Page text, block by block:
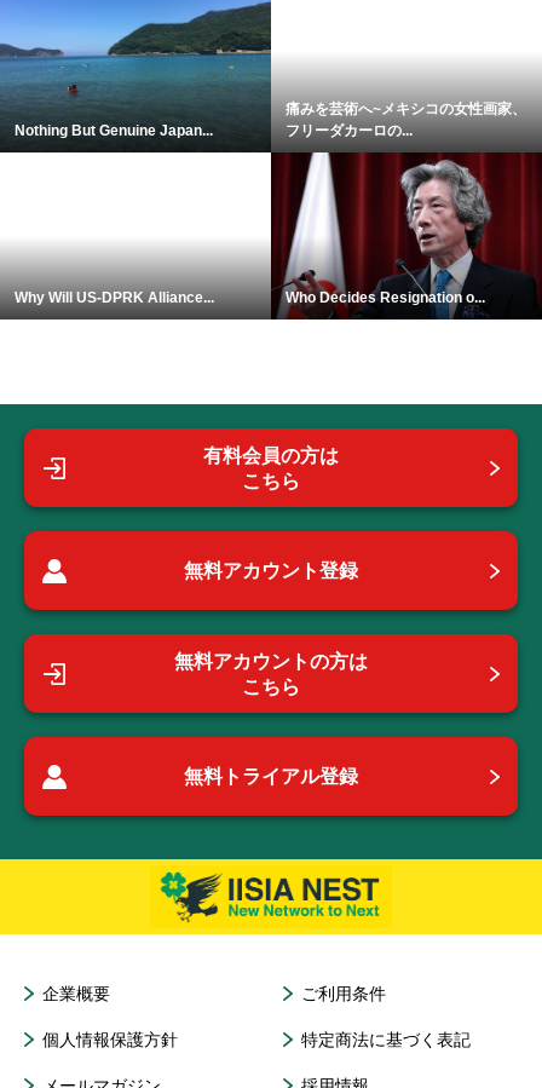
Nothing But Genuine Japan...
痛みを芸術へ~メキシコの女性画家、
フリーダカーロの...
Why Will US-DPRK Alliance... Who Decides Resignation o...
有料会員の方は
こちら
無料アカウント登録
無料アカウントの方は
こちら
無料トライアル登録
企業概要 ご利用条件
個人情報保護方針 特定商法に基づく表記